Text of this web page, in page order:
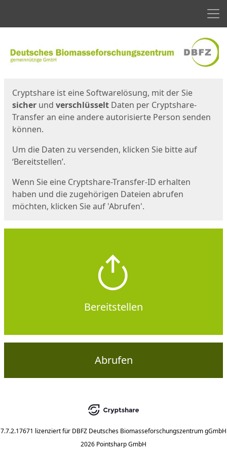
Cryptshare ist eine Softwarelösung, mit der Sie
sicher und verschlüsselt Daten per Cryptshare-
Transfer an eine andere autorisierte Person senden
können.
Um die Daten zu versenden, klicken Sie bitte auf
‘Bereitstellen’.
Wenn Sie eine Cryptshare-Transfer-ID erhalten
haben und die zugehörigen Dateien abrufen
möchten, klicken Sie auf 'Abrufen'.
Bereitstellen
Abrufen
7.7.2.17671 lizenziert für DBFZ Deutsches Biomasseforschungszentrum gGmbH
2026 Pointsharp GmbH